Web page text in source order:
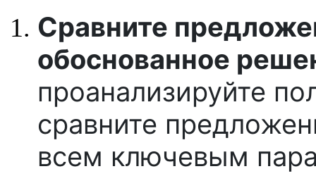
Сравните
обоснованное
проанализируйте
сравните
всем ключевым